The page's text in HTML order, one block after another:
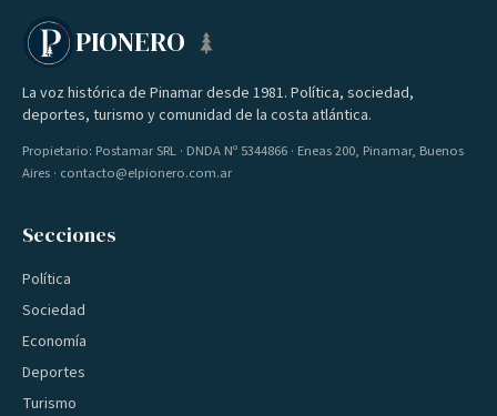
PIONERO
La voz histórica de Pinamar desde 1981. Política, sociedad,
deportes, turismo y comunidad de la costa atlántica.
Propietario: Postamar SRL · DNDA Nº 5344866 · Eneas 200, Pinamar, Buenos
Aires · contacto@elpionero.com.ar
Secciones
Política
Sociedad
Economía
Deportes
Turismo